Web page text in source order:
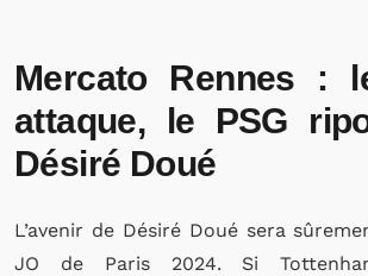
Mercato Rennes :
attaque, le PSG
Désiré Doué
L’avenir de Désiré Doué sera
JO de Paris 2024. Si